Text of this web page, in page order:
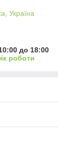
Україна
до 18:00
роботи